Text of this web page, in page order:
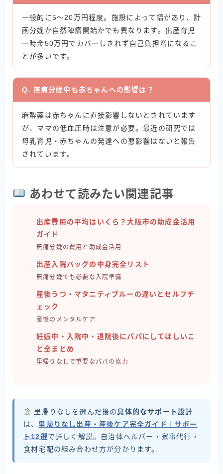
一般的に5〜20万円程度。施設によって幅があり、計
画分娩か自然陣痛開始かでも異なります。出産育児
一時金50万円でカバーしきれず自己負担増になるこ
とが多いです。
Q. 無痛分娩中も赤ちゃんへの影響は？
麻酔薬は赤ちゃんに直接影響しないとされています
が、ママの低血圧時は注意が必要。最近の研究では
母乳育児・赤ちゃんの発達への悪影響はないと報告
されています。
あわせて読みたい関連記事
出産費用の平均はいくら？大阪市の助成金活用
ガイド
無痛分娩の費用と助成金活用
出産入院バッグの中身完全リスト
無痛分娩でも必要な入院準備
産後うつ・マタニティブルーの違いとセルフチ
ェック
産後のメンタルケア
妊娠中・入院中・退院後にパパにしてほしいこ
と全まとめ
里帰りなしで重要なパパの協力
里帰りなしを選んだ後の具体的なサポート設計
は、 里帰りなし出産・産後ケア完全ガイド｜サポー
ト12選で詳しく解説。自治体ヘルパー・家事代行・
食材宅配の組み合わせ方が分かります。